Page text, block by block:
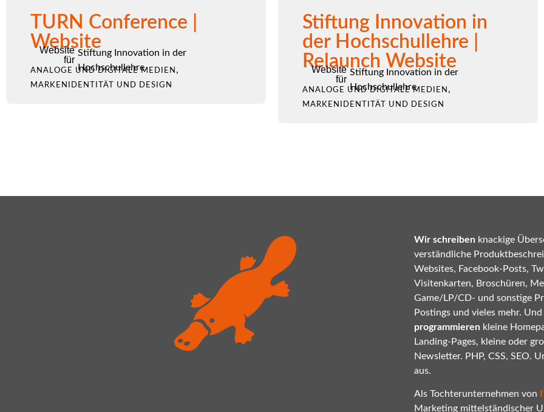
TURN Conference |
Website
Website
für
Stiftung Innovation in der
Hochschullehre
ANALOGE UND DIGITALE MEDIEN ,
MARKENIDENTITÄT UND DESIGN
Stiftung Innovation in
der Hochschullehre |
Relaunch Website
Website
für
Stiftung Innovation in der
Hochschullehre
ANALOGE UND DIGITALE MEDIEN ,
MARKENIDENTITÄT UND DESIGN
Wir schreiben knackige
verständliche
Websites, Facebook-Posts,
Visitenkarten, Broschüren,
Game/LP/CD- und sonstige
Postings und vieles mehr.
programmieren kleine
Landing-Pages, kleine oder
Newsletter. PHP, CSS, SEO.
aus.
Als Tochterunternehmen von
Marketing mittelständischer